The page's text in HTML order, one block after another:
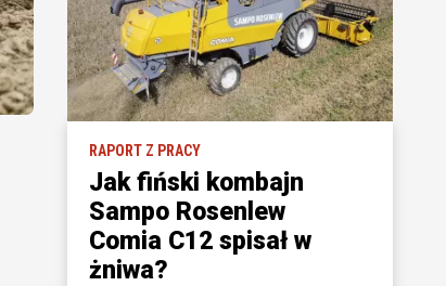
RAPORT Z PRACY
Jak fiński kombajn
Sampo Rosenlew
Comia C12 spisał w
żniwa?